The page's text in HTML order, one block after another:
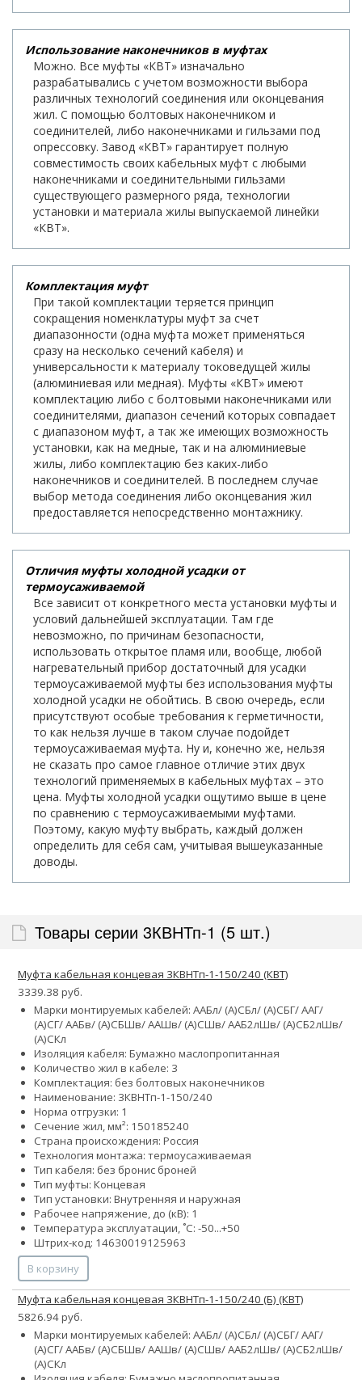
Использование наконечников в муфтах
Можно. Все муфты «КВТ» изначально
разрабатывались с учетом возможности выбора
различных технологий соединения или оконцевания
жил. С помощью болтовых наконечником и
соединителей, либо наконечниками и гильзами под
опрессовку. Завод «КВТ» гарантирует полную
совместимость своих кабельных муфт с любыми
наконечниками и соединительными гильзами
существующего размерного ряда, технологии
установки и материала жилы выпускаемой линейки
«КВТ».
Комплектация муфт
При такой комплектации теряется принцип
сокращения номенклатуры муфт за счет
диапазонности (одна муфта может применяться
сразу на несколько сечений кабеля) и
универсальности к материалу токоведущей жилы
(алюминиевая или медная). Муфты «КВТ» имеют
комплектацию либо с болтовыми наконечниками или
соединителями, диапазон сечений которых совпадает
с диапазоном муфт, а так же имеющих возможность
установки, как на медные, так и на алюминиевые
жилы, либо комплектацию без каких-либо
наконечников и соединителей. В последнем случае
выбор метода соединения либо оконцевания жил
предоставляется непосредственно монтажнику.
Отличия муфты холодной усадки от
термоусаживаемой
Все зависит от конкретного места установки муфты и
условий дальнейшей эксплуатации. Там где
невозможно, по причинам безопасности,
использовать открытое пламя или, вообще, любой
нагревательный прибор достаточный для усадки
термоусаживаемой муфты без использования муфты
холодной усадки не обойтись. В свою очередь, если
присутствуют особые требования к герметичности,
то как нельзя лучше в таком случае подойдет
термоусаживаемая муфта. Ну и, конечно же, нельзя
не сказать про самое главное отличие этих двух
технологий применяемых в кабельных муфтах – это
цена. Муфты холодной усадки ощутимо выше в цене
по сравнению с термоусаживаемыми муфтами.
Поэтому, какую муфту выбрать, каждый должен
определить для себя сам, учитывая вышеуказанные
доводы.
Товары серии 3КВНТп-1 (5 шт.)
Муфта кабельная концевая 3КВНТп-1-150/240 (КВТ)
3339.38 руб.
Марки монтируемых кабелей: ААБл/ (А)СБл/ (А)СБГ/ ААГ/
(А)СГ/ ААБв/ (А)СБШв/ ААШв/ (А)СШв/ ААБ2лШв/ (А)СБ2лШв/
(А)СКл
Изоляция кабеля: Бумажно маслопропитанная
Количество жил в кабеле: 3
Комплектация: без болтовых наконечников
Наименование: 3КВНТп-1-150/240
Норма отгрузки: 1
Сечение жил, мм²: 150185240
Страна происхождения: Россия
Технология монтажа: термоусаживаемая
Тип кабеля: без бронис броней
Тип муфты: Концевая
Тип установки: Внутренняя и наружная
Рабочее напряжение, до (кВ): 1
Температура эксплуатации, ˚С: -50...+50
Штрих-код: 14630019125963
В корзину
Муфта кабельная концевая 3КВНТп-1-150/240 (Б) (КВТ)
5826.94 руб.
Марки монтируемых кабелей: ААБл/ (А)СБл/ (А)СБГ/ ААГ/
(А)СГ/ ААБв/ (А)СБШв/ ААШв/ (А)СШв/ ААБ2лШв/ (А)СБ2лШв/
(А)СКл